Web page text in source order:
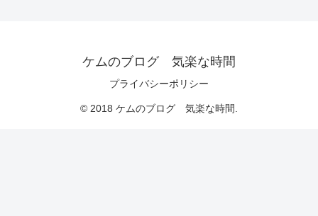
ケムのブログ 気楽な時間
プライバシーポリシー
© 2018 ケムのブログ 気楽な時間.